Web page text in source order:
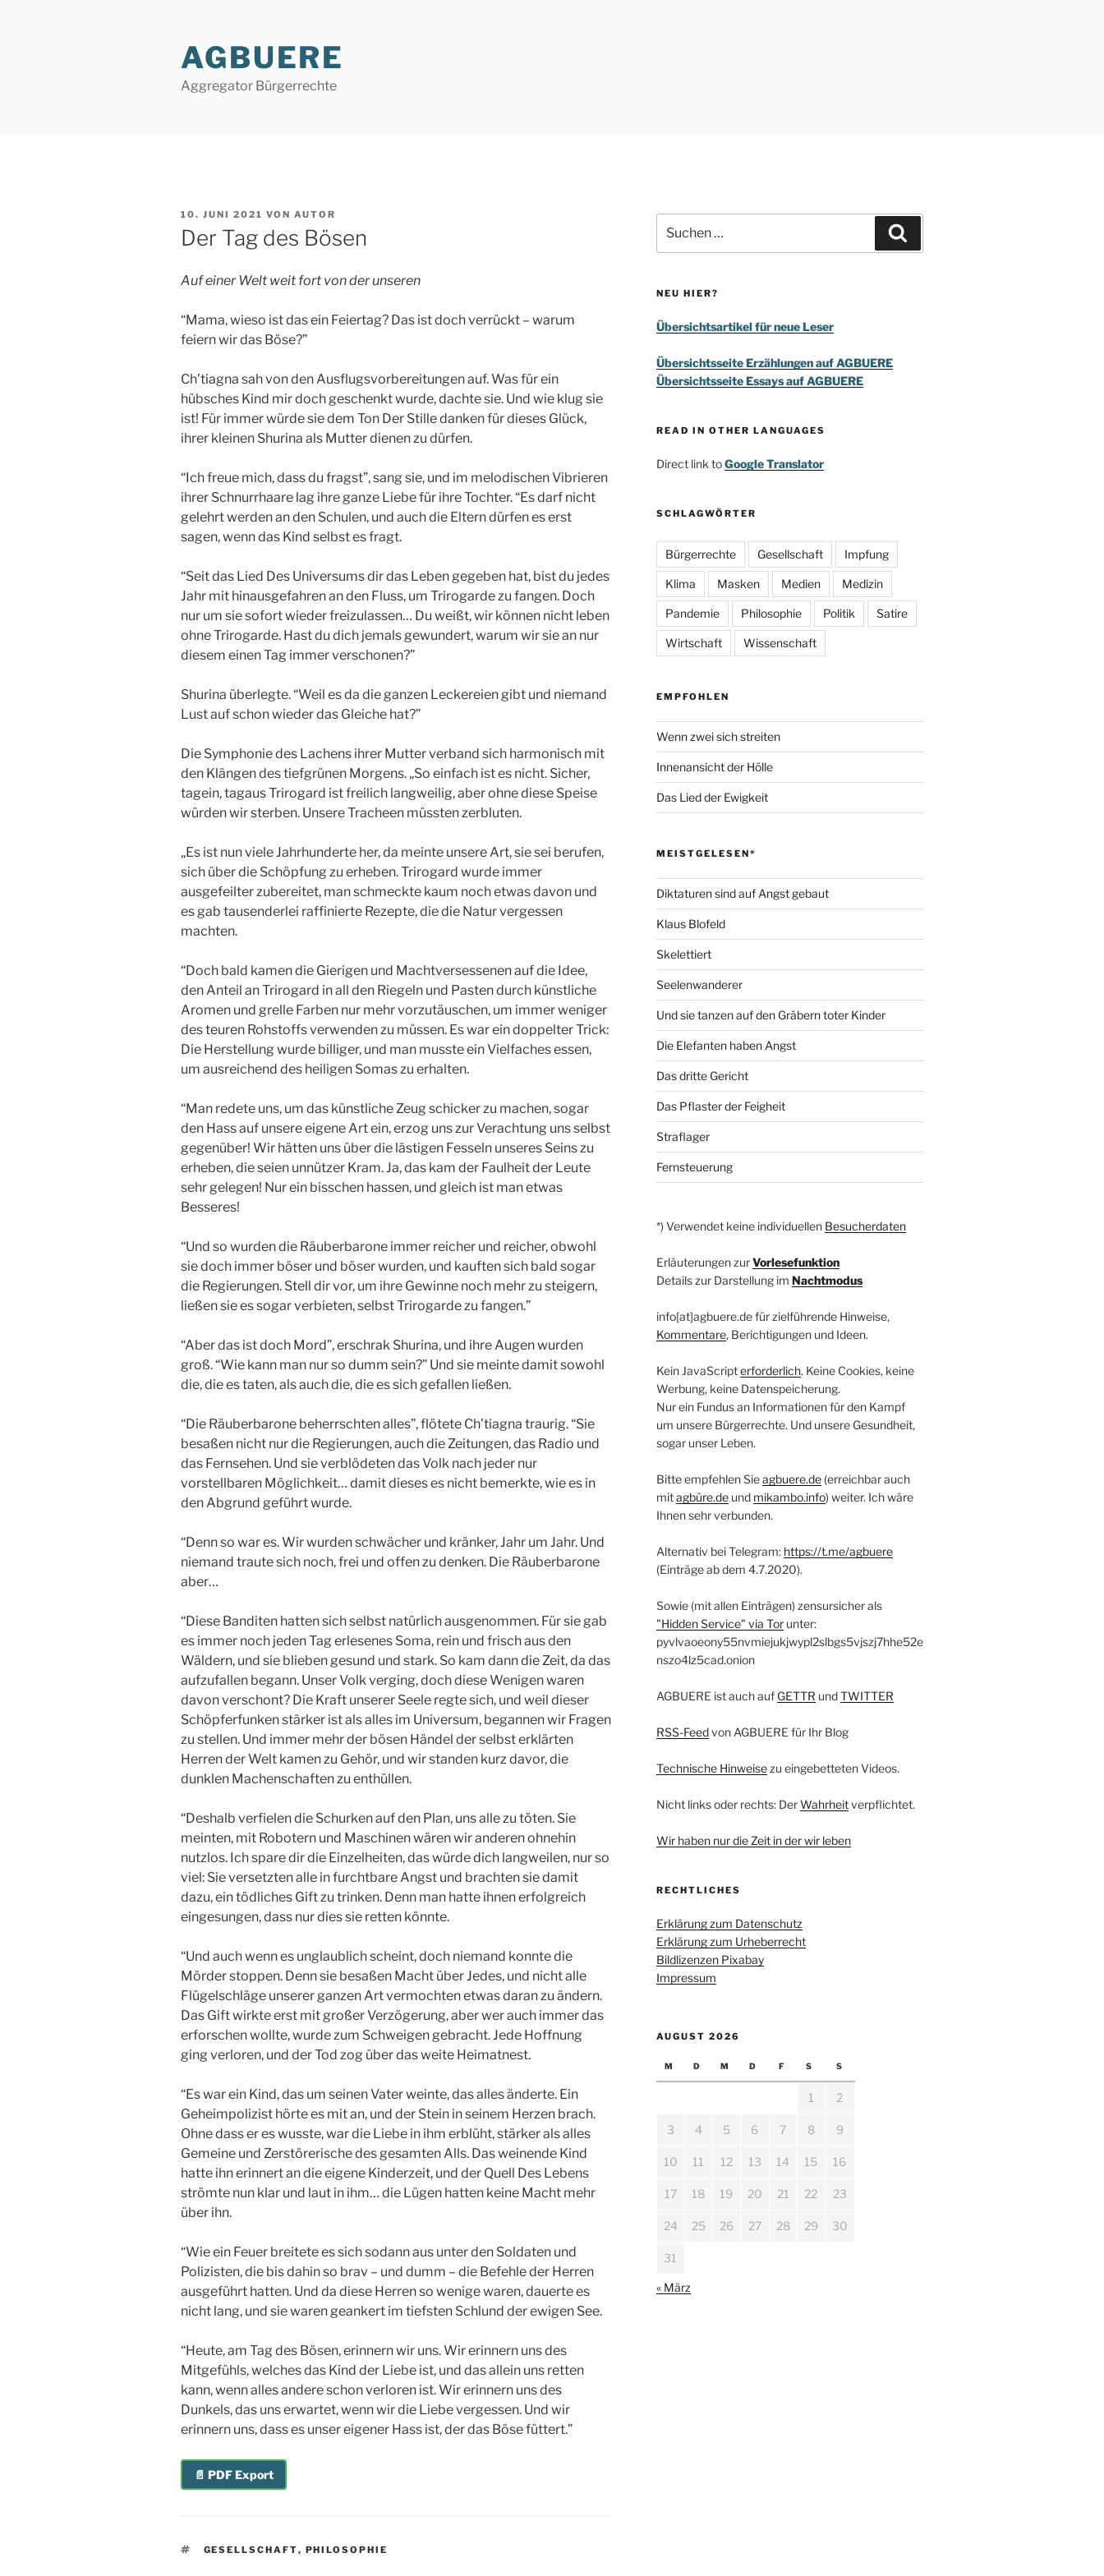
AGBUERE
Aggregator Bürgerrechte
VERÖFFENTLICHT
AM
10. JUNI 2021 VON AUTOR
Der Tag des Bösen
Auf einer Welt weit fort von der unseren
“Mama, wieso ist das ein Feiertag? Das ist doch verrückt – warum
feiern wir das Böse?”
Ch’tiagna sah von den Ausflugsvorbereitungen auf. Was für ein
hübsches Kind mir doch geschenkt wurde, dachte sie. Und wie klug sie
ist! Für immer würde sie dem Ton Der Stille danken für dieses Glück,
ihrer kleinen Shurina als Mutter dienen zu dürfen.
“Ich freue mich, dass du fragst”, sang sie, und im melodischen Vibrieren
ihrer Schnurrhaare lag ihre ganze Liebe für ihre Tochter. “Es darf nicht
gelehrt werden an den Schulen, und auch die Eltern dürfen es erst
sagen, wenn das Kind selbst es fragt.
“Seit das Lied Des Universums dir das Leben gegeben hat, bist du jedes
Jahr mit hinausgefahren an den Fluss, um Trirogarde zu fangen. Doch
nur um sie sofort wieder freizulassen… Du weißt, wir können nicht leben
ohne Trirogarde. Hast du dich jemals gewundert, warum wir sie an nur
diesem einen Tag immer verschonen?”
Shurina überlegte. “Weil es da die ganzen Leckereien gibt und niemand
Lust auf schon wieder das Gleiche hat?”
Die Symphonie des Lachens ihrer Mutter verband sich harmonisch mit
den Klängen des tiefgrünen Morgens. „So einfach ist es nicht. Sicher,
tagein, tagaus Trirogard ist freilich langweilig, aber ohne diese Speise
würden wir sterben. Unsere Tracheen müssten zerbluten.
„Es ist nun viele Jahrhunderte her, da meinte unsere Art, sie sei berufen,
sich über die Schöpfung zu erheben. Trirogard wurde immer
ausgefeilter zubereitet, man schmeckte kaum noch etwas davon und
es gab tausenderlei raffinierte Rezepte, die die Natur vergessen
machten.
“Doch bald kamen die Gierigen und Machtversessenen auf die Idee,
den Anteil an Trirogard in all den Riegeln und Pasten durch künstliche
Aromen und grelle Farben nur mehr vorzutäuschen, um immer weniger
des teuren Rohstoffs verwenden zu müssen. Es war ein doppelter Trick:
Die Herstellung wurde billiger, und man musste ein Vielfaches essen,
um ausreichend des heiligen Somas zu erhalten.
“Man redete uns, um das künstliche Zeug schicker zu machen, sogar
den Hass auf unsere eigene Art ein, erzog uns zur Verachtung uns selbst
gegenüber! Wir hätten uns über die lästigen Fesseln unseres Seins zu
erheben, die seien unnützer Kram. Ja, das kam der Faulheit der Leute
sehr gelegen! Nur ein bisschen hassen, und gleich ist man etwas
Besseres!
“Und so wurden die Räuberbarone immer reicher und reicher, obwohl
sie doch immer böser und böser wurden, und kauften sich bald sogar
die Regierungen. Stell dir vor, um ihre Gewinne noch mehr zu steigern,
ließen sie es sogar verbieten, selbst Trirogarde zu fangen.”
“Aber das ist doch Mord”, erschrak Shurina, und ihre Augen wurden
groß. “Wie kann man nur so dumm sein?” Und sie meinte damit sowohl
die, die es taten, als auch die, die es sich gefallen ließen.
“Die Räuberbarone beherrschten alles”, flötete Ch’tiagna traurig. “Sie
besaßen nicht nur die Regierungen, auch die Zeitungen, das Radio und
das Fernsehen. Und sie verblödeten das Volk nach jeder nur
vorstellbaren Möglichkeit… damit dieses es nicht bemerkte, wie es in
den Abgrund geführt wurde.
“Denn so war es. Wir wurden schwächer und kränker, Jahr um Jahr. Und
niemand traute sich noch, frei und offen zu denken. Die Räuberbarone
aber…
“Diese Banditen hatten sich selbst natürlich ausgenommen. Für sie gab
es immer noch jeden Tag erlesenes Soma, rein und frisch aus den
Wäldern, und sie blieben gesund und stark. So kam dann die Zeit, da das
aufzufallen begann. Unser Volk verging, doch diese Wenigen waren
davon verschont? Die Kraft unserer Seele regte sich, und weil dieser
Schöpferfunken stärker ist als alles im Universum, begannen wir Fragen
zu stellen. Und immer mehr der bösen Händel der selbst erklärten
Herren der Welt kamen zu Gehör, und wir standen kurz davor, die
dunklen Machenschaften zu enthüllen.
“Deshalb verfielen die Schurken auf den Plan, uns alle zu töten. Sie
meinten, mit Robotern und Maschinen wären wir anderen ohnehin
nutzlos. Ich spare dir die Einzelheiten, das würde dich langweilen, nur so
viel: Sie versetzten alle in furchtbare Angst und brachten sie damit
dazu, ein tödliches Gift zu trinken. Denn man hatte ihnen erfolgreich
eingesungen, dass nur dies sie retten könnte.
“Und auch wenn es unglaublich scheint, doch niemand konnte die
Mörder stoppen. Denn sie besaßen Macht über Jedes, und nicht alle
Flügelschläge unserer ganzen Art vermochten etwas daran zu ändern.
Das Gift wirkte erst mit großer Verzögerung, aber wer auch immer das
erforschen wollte, wurde zum Schweigen gebracht. Jede Hoffnung
ging verloren, und der Tod zog über das weite Heimatnest.
“Es war ein Kind, das um seinen Vater weinte, das alles änderte. Ein
Geheimpolizist hörte es mit an, und der Stein in seinem Herzen brach.
Ohne dass er es wusste, war die Liebe in ihm erblüht, stärker als alles
Gemeine und Zerstörerische des gesamten Alls. Das weinende Kind
hatte ihn erinnert an die eigene Kinderzeit, und der Quell Des Lebens
strömte nun klar und laut in ihm… die Lügen hatten keine Macht mehr
über ihn.
“Wie ein Feuer breitete es sich sodann aus unter den Soldaten und
Polizisten, die bis dahin so brav – und dumm – die Befehle der Herren
ausgeführt hatten. Und da diese Herren so wenige waren, dauerte es
nicht lang, und sie waren geankert im tiefsten Schlund der ewigen See.
“Heute, am Tag des Bösen, erinnern wir uns. Wir erinnern uns des
Mitgefühls, welches das Kind der Liebe ist, und das allein uns retten
kann, wenn alles andere schon verloren ist. Wir erinnern uns des
Dunkels, das uns erwartet, wenn wir die Liebe vergessen. Und wir
erinnern uns, dass es unser eigener Hass ist, der das Böse füttert.”
📄 PDF Export
SCHLAGWÖRTER
GESELLSCHAFT, PHILOSOPHIE
nach:
NEU HIER?
Übersichtsartikel für neue Leser
Übersichtsseite Erzählungen auf AGBUERE
Übersichtsseite Essays auf AGBUERE
READ IN OTHER LANGUAGES
Direct link toGoogle Translator
SCHLAGWÖRTER
Bürgerrechte Gesellschaft Impfung
Klima Masken Medien Medizin
Pandemie Philosophie Politik Satire
Wirtschaft Wissenschaft
EMPFOHLEN
Wenn zwei sich streiten
Innenansicht der Hölle
Das Lied der Ewigkeit
MEISTGELESEN*
Diktaturen sind auf Angst gebaut
Klaus Blofeld
Skelettiert
Seelenwanderer
Und sie tanzen auf den Gräbern toter Kinder
Die Elefanten haben Angst
Das dritte Gericht
Das Pflaster der Feigheit
Straflager
Fernsteuerung
*) Verwendet keine individuellen Besucherdaten
Erläuterungen zurVorlesefunktion
Details zur Darstellung im Nachtmodus
info[at]agbuere.de für zielführende Hinweise,
Kommentare, Berichtigungen und Ideen.
Kein JavaScripterforderlich. Keine Cookies, keine
Werbung, keine Datenspeicherung.
Nur ein Fundus an Informationen für den Kampf
um unsere Bürgerrechte. Und unsere Gesundheit,
sogar unser Leben.
Bitte empfehlen Sieagbuere.de(erreichbar auch
mitagbüre.deund mikambo.info) weiter. Ich wäre
Ihnen sehr verbunden.
Alternativ bei Telegram: https://t.me/agbuere
(Einträge ab dem 4.7.2020).
Sowie (mit allen Einträgen) zensursicher als
"Hidden Service" via Torunter:
pyvlvaoeony55nvmiejukjwypl2slbgs5vjszj7hhe52e
nszo4lz5cad.onion
AGBUERE ist auch auf GETTR undTWITTER
RSS-Feedvon AGBUERE für Ihr Blog
Technische Hinweisezu eingebetteten Videos.
Nicht links oder rechts: DerWahrheitverpflichtet.
Wir haben nur die Zeit in der wir leben
RECHTLICHES
Erklärung zum Datenschutz
Erklärung zum Urheberrecht
Bildlizenzen Pixabay
Impressum
AUGUST 2026
M D M D F S S
1 2
3 4 5 6 7 8 9
10 11 12 13 14 15 16
17 18 19 20 21 22 23
24 25 26 27 28 29 30
31
« März